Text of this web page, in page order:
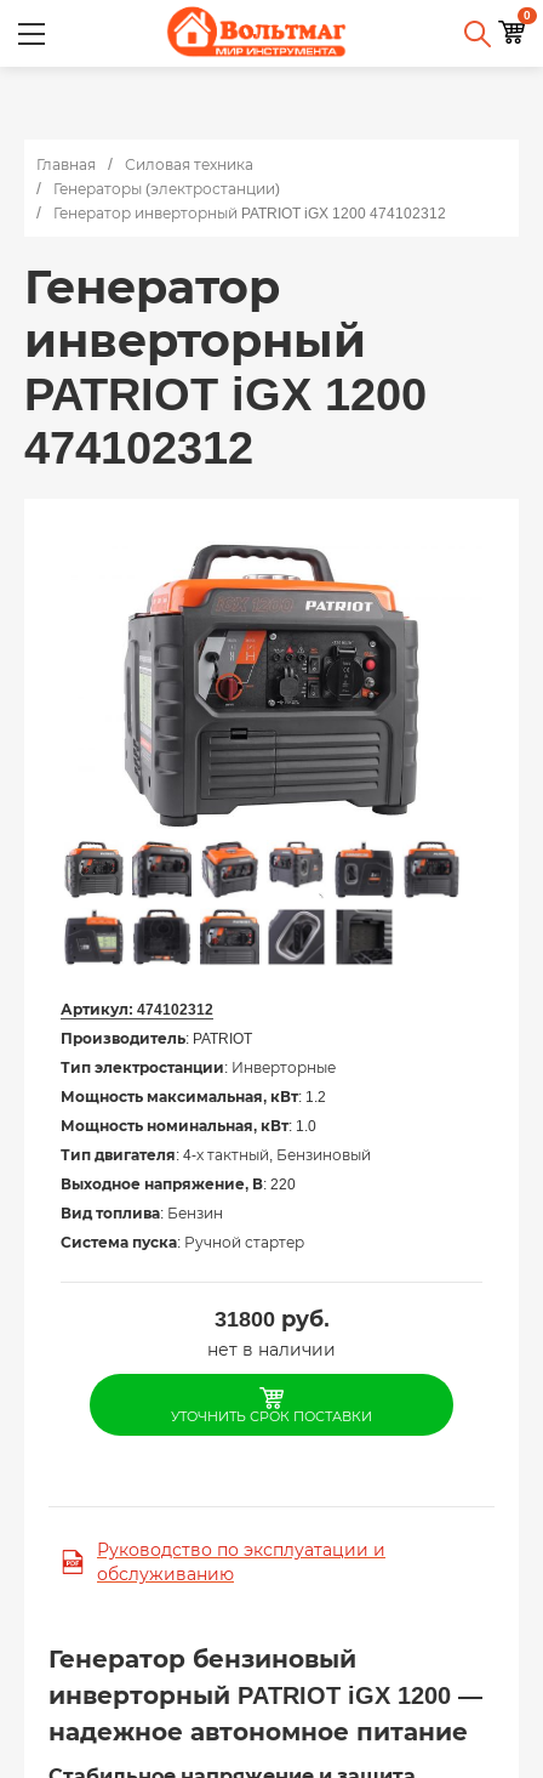
0
Главная
Силовая техника
Генераторы (электростанции)
Генератор инверторный PATRIOT iGX 1200 474102312
Генератор
инверторный
PATRIOT iGX 1200
474102312
Артикул: 474102312
Производитель: PATRIOT
Тип электростанции: Инверторные
Мощность максимальная, кВт: 1.2
Мощность номинальная, кВт: 1.0
Тип двигателя: 4-х тактный, Бензиновый
Выходное напряжение, В: 220
Вид топлива: Бензин
Система пуска: Ручной стартер
31800руб.
нет в наличии
УТОЧНИТЬ СРОК ПОСТАВКИ
Руководство по эксплуатации и
обслуживанию
Генератор бензиновый
инверторный PATRIOT iGX 1200 —
надежное автономное питание